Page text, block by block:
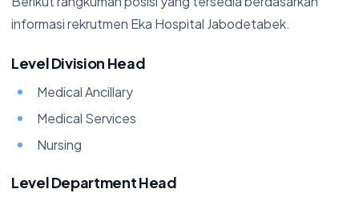
informasi rekrutmen Eka Hospital Jabodetabek.
Level Division Head
Medical Ancillary
Medical Services
Nursing
Level Department Head